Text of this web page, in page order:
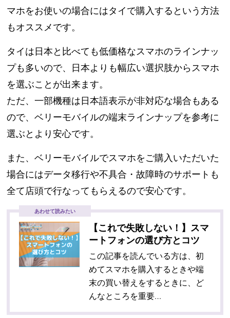
マホをお使いの場合にはタイで購入するという方法
もオススメです。
タイは日本と比べても低価格なスマホのラインナッ
プも多いので、日本よりも幅広い選択肢からスマホ
を選ぶことが出来ます。
ただ、一部機種は日本語表示が非対応な場合もある
ので、ベリーモバイルの端末ラインナップを参考に
選ぶとより安心です。
また、ベリーモバイルでスマホをご購入いただいた
場合にはデータ移行や不具合・故障時のサポートも
全て店頭で行なってもらえるので安心です。
あわせて読みたい
【これで失敗しない！】スマ
ートフォンの選び方とコツ
この記事を読んでいる方は、初
めてスマホを購入するときや端
末の買い替えをするときに、ど
んなところを重要…